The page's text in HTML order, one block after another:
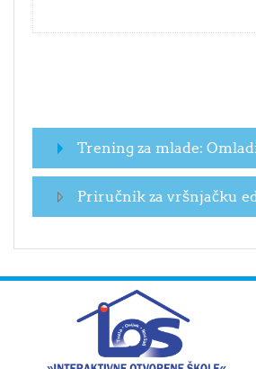
Trening za mlade:
Priručnik za vršnjačku